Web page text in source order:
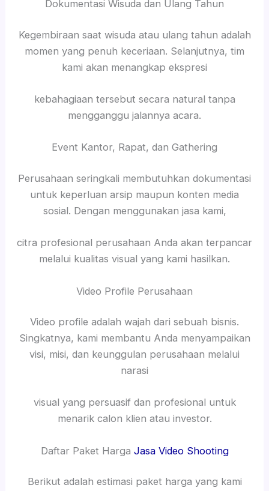
Dokumentasi Wisuda dan Ulang Tahun
Kegembiraan saat wisuda atau ulang tahun adalah
momen yang penuh keceriaan. Selanjutnya, tim
kami akan menangkap ekspresi
kebahagiaan tersebut secara natural tanpa
mengganggu jalannya acara.
Event Kantor, Rapat, dan Gathering
Perusahaan seringkali membutuhkan dokumentasi
untuk keperluan arsip maupun konten media
sosial. Dengan menggunakan jasa kami,
citra profesional perusahaan Anda akan terpancar
melalui kualitas visual yang kami hasilkan.
Video Profile Perusahaan
Video profile adalah wajah dari sebuah bisnis.
Singkatnya, kami membantu Anda menyampaikan
visi, misi, dan keunggulan perusahaan melalui
narasi
visual yang persuasif dan profesional untuk
menarik calon klien atau investor.
Daftar Paket Harga Jasa Video Shooting
Berikut adalah estimasi paket harga yang kami